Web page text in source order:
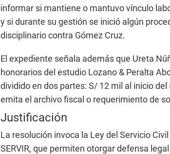
informar si mantiene o mantuvo vínculo
y si durante su gestión se inició algún
disciplinario contra Gómez Cruz.
El expediente señala además que Ureta
honorarios del estudio Lozano & Peralta
dividido en dos partes: S/ 12 mil al inicio
emita el archivo fiscal o requerimiento de
Justificación
La resolución invoca la Ley del Servicio
SERVIR, que permiten otorgar defensa